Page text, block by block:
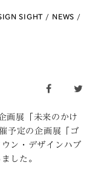
SIGHT
NEWS
展「未来のかけ
予定の企画展「ゴ
ン・デザインハブ
した。